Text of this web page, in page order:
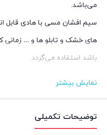
می‌باشد.
سیم افشان مسی با هادی
های خشک و تابلو ها و … زمانی
باشد استفاده می‌گردد.
مزایا و معایب سیم
مزایا سیم افشان:
نمایش بیشتر
توضیحات تکمیلی